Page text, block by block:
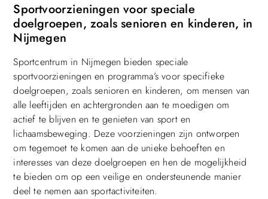
Sportvoorzieningen voor speciale
doelgroepen, zoals senioren en kinderen, in
Nijmegen
Sportcentrum in Nijmegen bieden speciale
sportvoorzieningen en programma’s voor specifieke
doelgroepen, zoals senioren en kinderen, om mensen van
alle leeftijden en achtergronden aan te moedigen om
actief te blijven en te genieten van sport en
lichaamsbeweging. Deze voorzieningen zijn ontworpen
om tegemoet te komen aan de unieke behoeften en
interesses van deze doelgroepen en hen de mogelijkheid
te bieden om op een veilige en ondersteunende manier
deel te nemen aan sportactiviteiten.